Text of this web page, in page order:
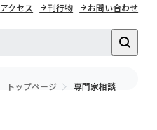
アクセス 刊行物 お問い合わせ
トップページ 専門家相談